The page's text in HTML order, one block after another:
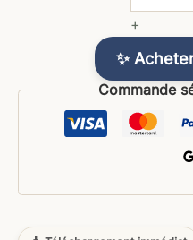
+
✨
Commande